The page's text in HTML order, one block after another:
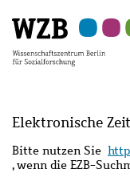
Hauptinhalt
springen
Navigation
springen
Suche
springen
Sekundärnavigation
springen
Fußzeile
springen
Elektronische
Bitte nutzen Sie
, wenn die EZB-